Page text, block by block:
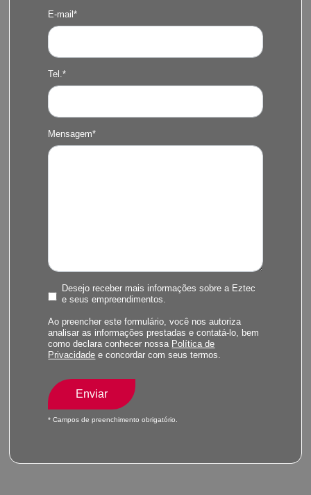
E-mail*
Tel.*
Mensagem*
Desejo receber mais informações sobre a Eztec
e seus empreendimentos.
Ao preencher este formulário, você nos autoriza
analisar as informações prestadas e contatá-lo, bem
como declara conhecer nossa Política de
Privacidade e concordar com seus termos.
Enviar
* Campos de preenchimento obrigatório.